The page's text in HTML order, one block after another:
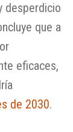
desperdicio
que a
eficaces,
de 2030.